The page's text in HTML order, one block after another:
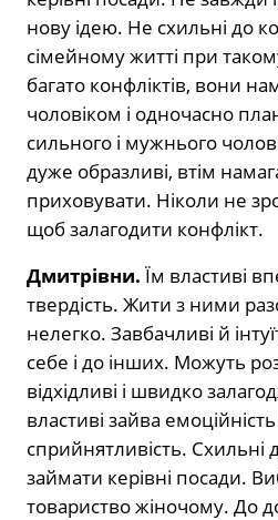
нову ідею. Не схильні до
сімейному житті при
багато конфліктів, вони
чоловіком і одночасно
сильного і мужнього
дуже образливі, втім
приховувати. Ніколи не
щоб залагодити конфлікт.
Дмитрівни. Їм властиві
твердість. Жити з ними
нелегко. Завбачливі й
себе і до інших. Можуть
відхідливі і швидко
властиві зайва емоційність
сприйнятливість. Схильні
займати керівні посади.
товариство жіночому. До